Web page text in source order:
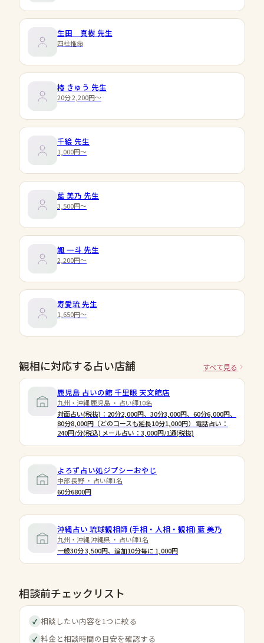
生田 真樹 先生
四柱推命
椿 きゅう 先生
20分 2,200円〜
千絵 先生
1,000円〜
藍 美乃 先生
3,500円〜
颯 一斗 先生
2,200円〜
寿愛琉 先生
1,650円〜
観相に対応する占い店舗 すべて見る
鹿児島 占いの館 千里眼 天文館店
九州・沖縄 鹿児島 ・ 占い師10名
対面占い(税抜)：20分2,000円、30分3,000円、60分6,000円、
80分8,000円（どのコースも延長10分1,000円） 電話占い：
240円/分(税込) メール占い：3,000円/1通(税抜)
よろず占い処ジプシーおやじ
中部 長野 ・ 占い師1名
60分6800円
沖縄占い 琉球観相師 (手相・人相・観相) 藍 美乃
九州・沖縄 沖縄県 ・ 占い師1名
一般30分 3,500円、追加10分毎に 1,000円
相談前チェックリスト
✓ 相談したい内容を1つに絞る
✓ 料金と相談時間の目安を確認する